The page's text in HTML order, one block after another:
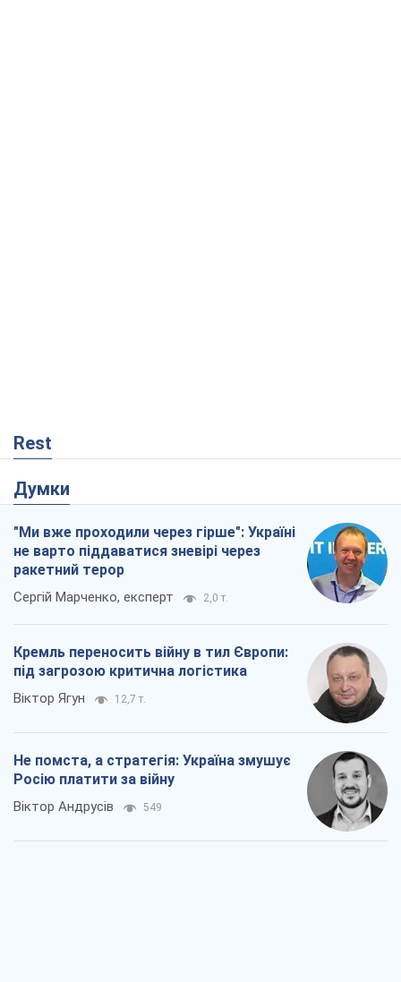
Rest
Думки
"Ми вже проходили через гірше": Україні
не варто піддаватися зневірі через
ракетний терор
Сергій Марченко, експерт 2,0 т.
Кремль переносить війну в тил Європи:
під загрозою критична логістика
Віктор Ягун 12,7 т.
Не помста, а стратегія: Україна змушує
Росію платити за війну
Віктор Андрусів 549